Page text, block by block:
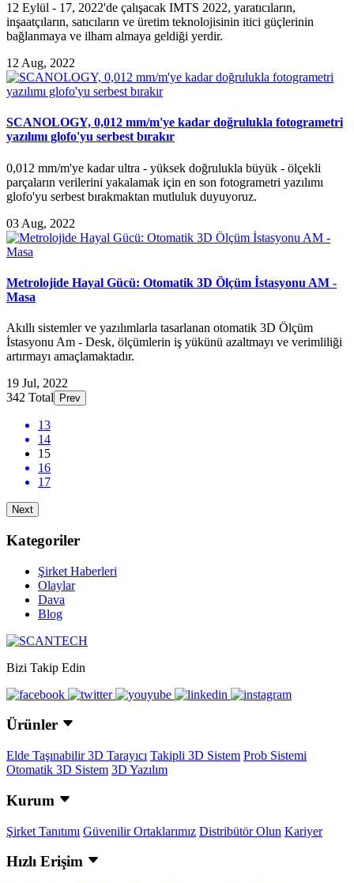
12 Eylül - 17, 2022'de çalışacak IMTS 2022, yaratıcıların,
inşaatçıların, satıcıların ve üretim teknolojisinin itici güçlerinin
bağlanmaya ve ilham almaya geldiği yerdir.
12 Aug, 2022
SCANOLOGY, 0,012 mm/m'ye kadar doğrulukla fotogrametri
yazılımı glofo'yu serbest bırakır
0,012 mm/m'ye kadar ultra - yüksek doğrulukla büyük - ölçekli
parçaların verilerini yakalamak için en son fotogrametri yazılımı
glofo'yu serbest bırakmaktan mutluluk duyuyoruz.
03 Aug, 2022
Metrolojide Hayal Gücü: Otomatik 3D Ölçüm İstasyonu AM -
Masa
Akıllı sistemler ve yazılımlarla tasarlanan otomatik 3D Ölçüm
İstasyonu Am - Desk, ölçümlerin iş yükünü azaltmayı ve verimliliği
artırmayı amaçlamaktadır.
19 Jul, 2022
342 Total
Prev
13
14
15
16
17
Next
Kategoriler
Şirket Haberleri
Olaylar
Dava
Blog
Bizi Takip Edin
Ürünler
Elde Taşınabilir 3D Tarayıcı Takipli 3D Sistem Prob Sistemi
Otomatik 3D Sistem 3D Yazılım
Kurum
Şirket Tanıtımı Güvenilir Ortaklarımız Distribütör Olun Kariyer
Hızlı Erişim